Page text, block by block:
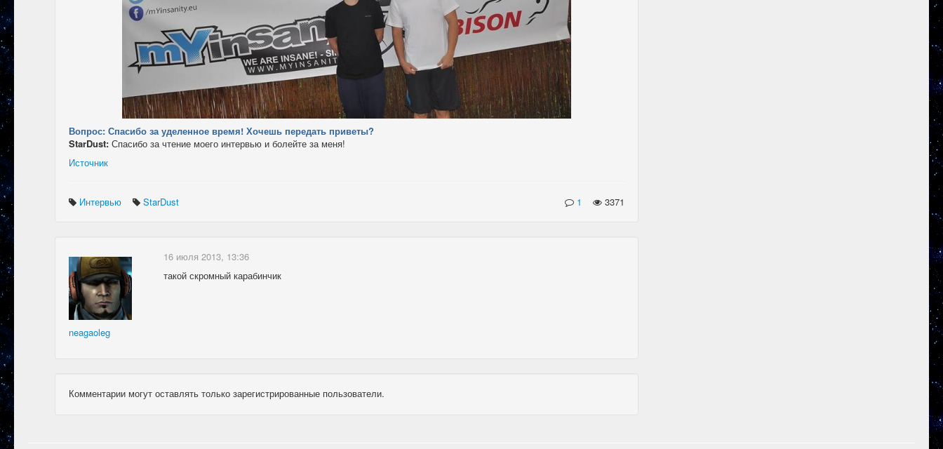
Вопрос: Спасибо за уделенное время! Хочешь передать приветы?
StarDust: Спасибо за чтение моего интервью и болейте за меня!
Источник
Интервью StarDust 1 3371
neagaoleg
16 июля 2013, 13:36
такой скромный карабинчик
Комментарии могут оставлять только зарегистрированные пользователи.